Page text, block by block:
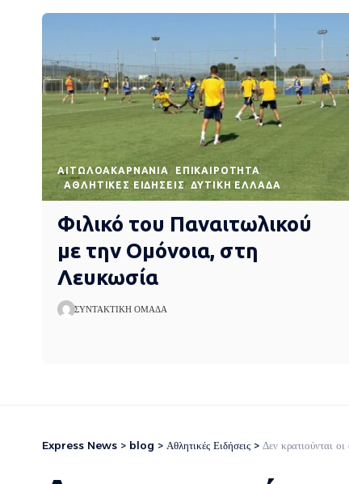
AΙΤΩΛΟΑΚΑΡΝΑΝΊΑ
EΠΙΚΑΙΡΌΤΗΤΑ
ΑΘΛΗΤΙΚΈΣ ΕΙΔΉΣΕΙΣ
ΔΥΤΙΚΉ ΕΛΛΆΔΑ
Φιλικό του Παναιτωλικού
με την Ομόνοια, στη
Λευκωσία
ΣΥΝΤΑΚΤΙΚΉ ΟΜΆΔΑ
Express News > blog > Αθλητικές Ειδήσεις > Δεν κρατιούνται